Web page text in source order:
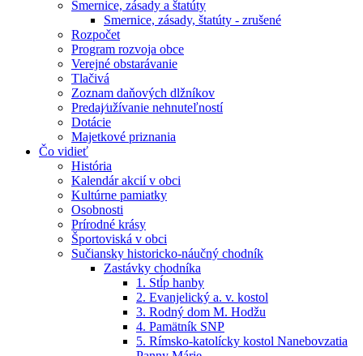
Smernice, zásady a štatúty
Smernice, zásady, štatúty - zrušené
Rozpočet
Program rozvoja obce
Verejné obstarávanie
Tlačivá
Zoznam daňových dlžníkov
Predaj⁄užívanie nehnuteľností
Dotácie
Majetkové priznania
Čo vidieť
História
Kalendár akcií v obci
Kultúrne pamiatky
Osobnosti
Prírodné krásy
Športoviská v obci
Sučiansky historicko-náučný chodník
Zastávky chodníka
1. Stĺp hanby
2. Evanjelický a. v. kostol
3. Rodný dom M. Hodžu
4. Pamätník SNP
5. Rímsko-katolícky kostol Nanebovzatia